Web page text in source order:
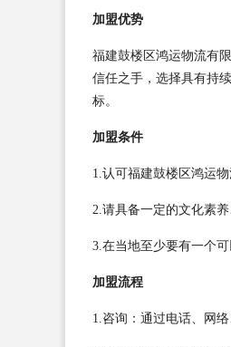
加盟优势
福建鼓楼区鸿运物流有
信任之手，选择具有持
标。
加盟条件
1.认可福建鼓楼区鸿运
2.请具备一定的文化素
3.在当地至少要有一个可
加盟流程
1.咨询：通过电话、网